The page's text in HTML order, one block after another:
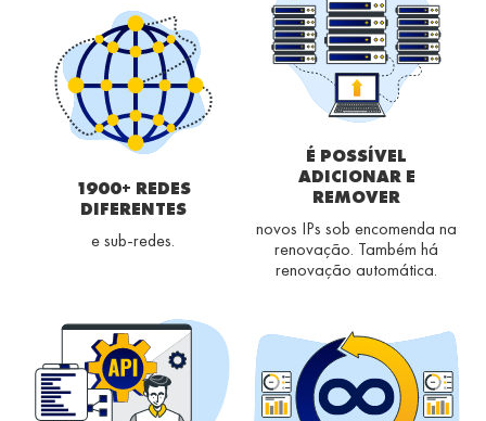
1900+ REDES
DIFERENTES
e sub-redes.
É POSSÍVEL
ADICIONAR E
REMOVER
novos IPs sob encomenda na
renovação. Também há
renovação automática.